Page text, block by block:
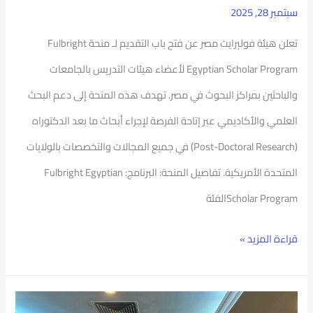
سبتمبر 28, 2025
تعلن هيئة فولبرايت مصر عن فتح باب التقديم لـ منحة Fulbright
Egyptian Scholar Program لأعضاء هيئات التدريس بالجامعات
والباحثين بمراكز البحوث في مصر. ​تهدف هذه المنحة إلى دعم البحث
العلمي والأكاديمي عبر إتاحة الفرصة لإجراء أبحاث ما بعد الدكتوراه
(Post-Doctoral Research) في جميع المجالات والتخصصات بالولايات
المتحدة الأمريكية. ​تفاصيل المنحة: ​البرنامج: Fulbright Egyptian
Scholar Program​الفئة
بالولايات
المتحدة
الأمريكية.
قراءة المزيد »
مشاركة